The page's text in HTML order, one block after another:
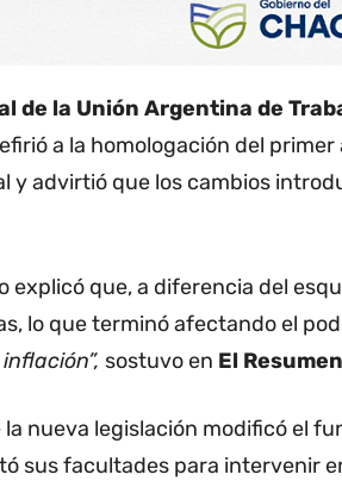
de la Unión Argentina de
a la homologación del
y advirtió que los cambios
explicó que, a diferencia del
lo que terminó afectando el
sostuvo en El
nueva legislación modificó el
sus facultades para intervenir